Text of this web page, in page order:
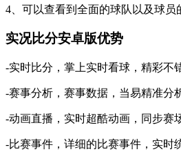
4、可以查看到全面的球队以及球员
实况比分安卓版优势
-实时比分，掌上实时看球，精彩不
-赛事分析，赛事数据，当易精准分
-动画直播，实时超酷动画，同步赛
-比赛事件，详细的比赛事件，实时